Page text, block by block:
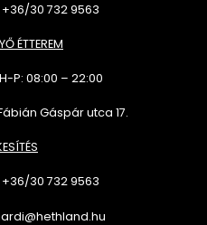
+36/30 732 9563
ÉTTEREM
P: 08:00 – 22:00
Gáspár utca 17.
+36/30 7329563